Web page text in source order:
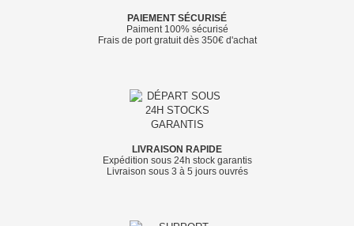
PAIEMENT SÉCURISÉ
Paiment 100% sécurisé
Frais de port gratuit dès 350€ d'achat
LIVRAISON RAPIDE
Expédition sous 24h stock garantis
Livraison sous 3 à 5 jours ouvrés